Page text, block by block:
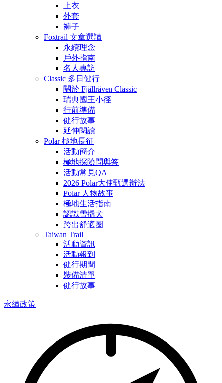
上衣
外套
褲子
Foxtrail 文章選讀
永續理念
戶外指南
名人專訪
Classic 多日健行
關於 Fjällräven Classic
瑞典國王小徑
行前準備
健行故事
延伸閱讀
Polar 極地長征
活動簡介
極地探險問與答
活動常見QA
2026 Polar大使甄選辦法
Polar 人物故事
極地生活指南
認識雪撬犬
跨出舒適圈
Taiwan Trail
活動資訊
活動報到
健行期間
裝備清單
健行故事
永續政策